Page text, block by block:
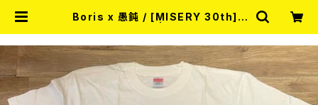
Boris x 愚鈍 / [MISERY 30th]T